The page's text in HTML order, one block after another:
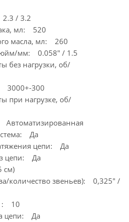
/ 3.2
мл: 520
масла, мл: 260
мм: 0.058" / 1.5
без нагрузки, об/
3000+-300
при нагрузке, об/
Автоматизированная
Да
цепи: Да
цепи: Да
см)
количество звеньев): 0,325" /
: 10
цепи: Да